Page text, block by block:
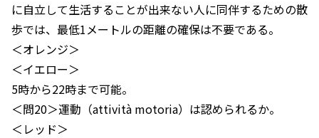
に自立して生活することが出来ない人に同伴するための散
歩では、最低1メートルの距離の確保は不要である。
＜オレンジ＞
＜イエロー＞
5時から22時まで可能。
＜問20＞運動（attività motoria）は認められるか。
＜レッド＞